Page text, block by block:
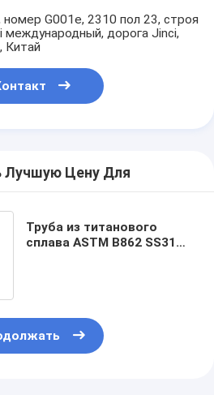
G001e, 2310 пол 23, строя
международный, дорога Jinci,
Китай
Лучшую Цену Для
Труба из титанового
сплава ASTM B862 SS316